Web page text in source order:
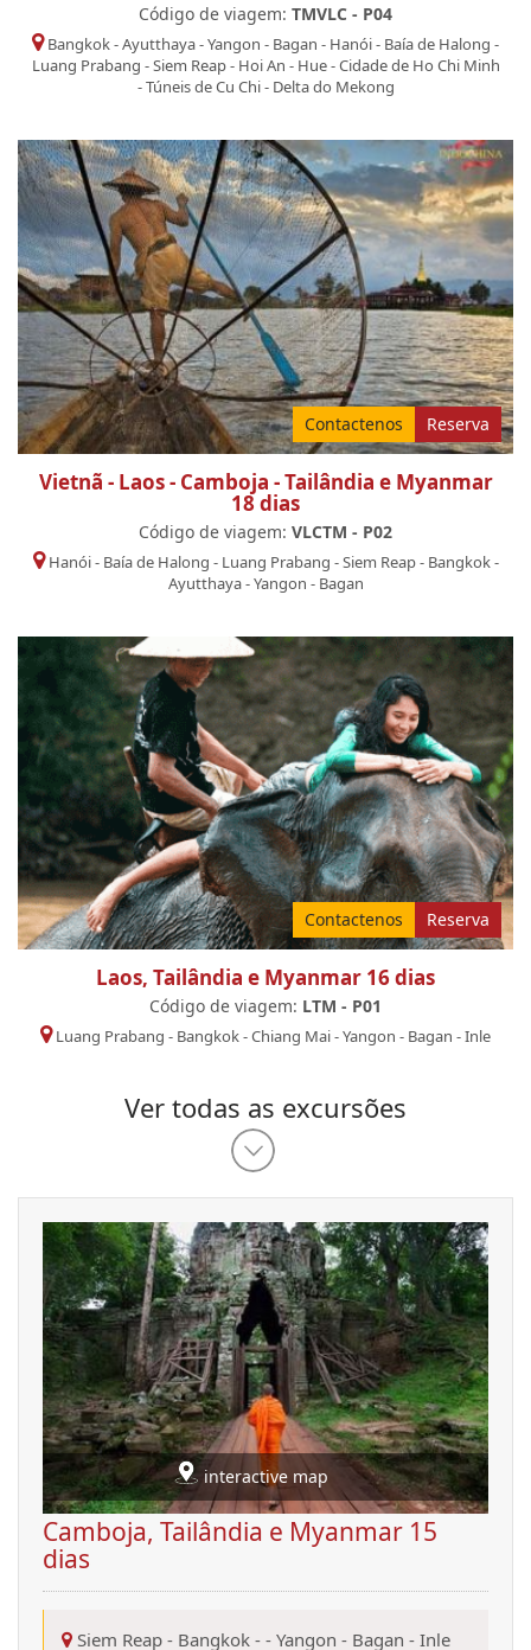
Código de viagem: TMVLC - P04
Bangkok-Ayutthaya-Yangon - Bagan - Hanói- Baía de Halong -
Luang Prabang -Siem Reap- Hoi An - Hue-Cidade de Ho Chi Minh
-Túneis de Cu Chi- Delta do Mekong
Contactenos Reserva
Vietnã - Laos - Camboja - Tailândia e Myanmar
18 dias
Código de viagem: VLCTM - P02
Hanói- Baía de Halong - Luang Prabang -Siem Reap- Bangkok-
Ayutthaya-Yangon - Bagan
Contactenos Reserva
Laos, Tailândia e Myanmar 16 dias
Código de viagem: LTM - P01
Luang Prabang - Bangkok-Chiang Mai-Yangon - Bagan -Inle
Ver todas as excursões
interactive map
Camboja, Tailândia e Myanmar 15
dias
Siem Reap - Bangkok - - Yangon - Bagan - Inle